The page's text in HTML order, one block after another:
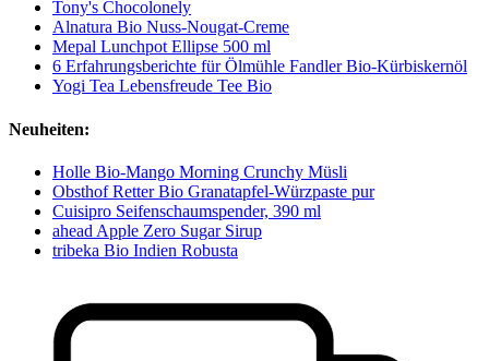
Tony's Chocolonely
Alnatura Bio Nuss-Nougat-Creme
Mepal Lunchpot Ellipse 500 ml
6 Erfahrungsberichte für Ölmühle Fandler Bio-Kürbiskernöl
Yogi Tea Lebensfreude Tee Bio
Neuheiten:
Holle Bio-Mango Morning Crunchy Müsli
Obsthof Retter Bio Granatapfel-Würzpaste pur
Cuisipro Seifenschaumspender, 390 ml
ahead Apple Zero Sugar Sirup
tribeka Bio Indien Robusta